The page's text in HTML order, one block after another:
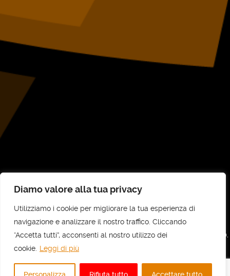
Diamo valore alla tua privacy
Utilizziamo i cookie per migliorare la tua esperienza di
navigazione e analizzare il nostro traffico. Cliccando
“Accetta tutti”, acconsenti al nostro utilizzo dei
cookie. Leggi di più
© UNI-COM STP SRL
UNI-COM STP SRL - Sede legale e amministrativa: Via Vittorio Veneto, 30,
10073 Ciriè (TO) - C.F e P.IVA: 11737700010 - REA: TO - 1236818
Privacy